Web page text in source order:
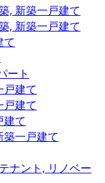
, 新築一戸建て
, 新築一戸建て
て
ート
戸建て
戸建て
建て
築一戸建て
テナント, リノベー